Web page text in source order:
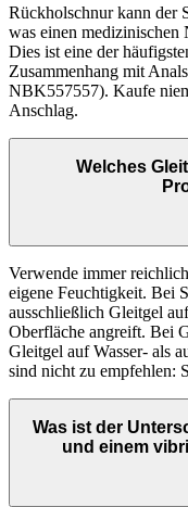
Rückholschnur kann der
was einen
Dies ist eine der
Zusammenhang mit
NBK557557). Kaufe
Anschlag.
Welches
Verwende immer
eigene Feuchtigkeit. Bei
ausschließlich Gleitgel
Oberfläche angreift. Bei
Gleitgel auf Wasser- als
sind nicht zu empfehlen:
Was ist der
und einem